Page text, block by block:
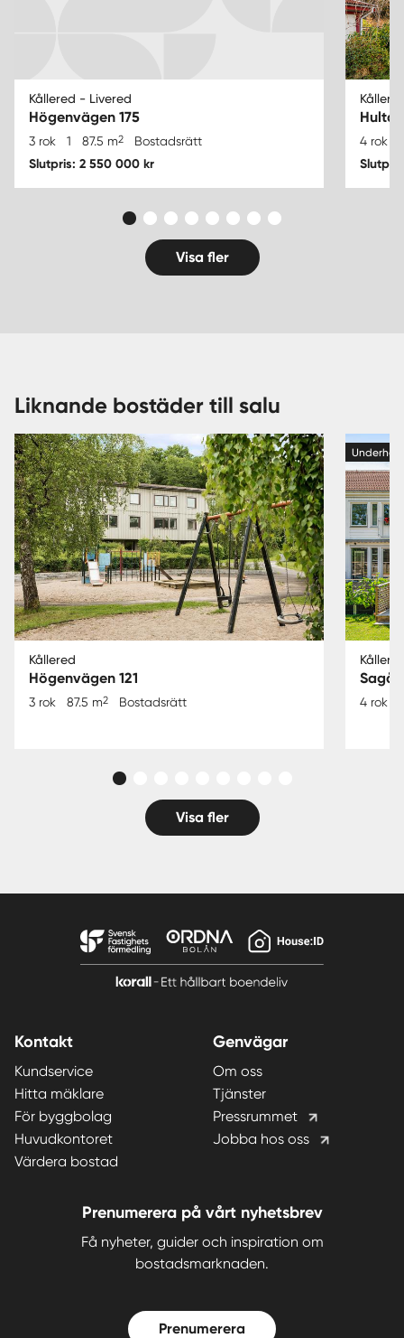
Kållered - Livered
Högenvägen 175
3 rok 1 87.5 m2 Bostadsrätt
Slutpris: 2 550 000 kr
4 rok
Visa fler
Liknande bostäder till salu
Kållered
Högenvägen 121
3 rok 87.5 m2 Bostadsrätt 4 rok
Visa fler
Kontakt
Kundservice
Hitta mäklare
För byggbolag
Huvudkontoret
Värdera bostad
Genvägar
Om oss
Tjänster
Pressrummet
Jobba hos oss
Prenumerera på vårt nyhetsbrev
Få nyheter, guider och inspiration om
bostadsmarknaden.
Prenumerera